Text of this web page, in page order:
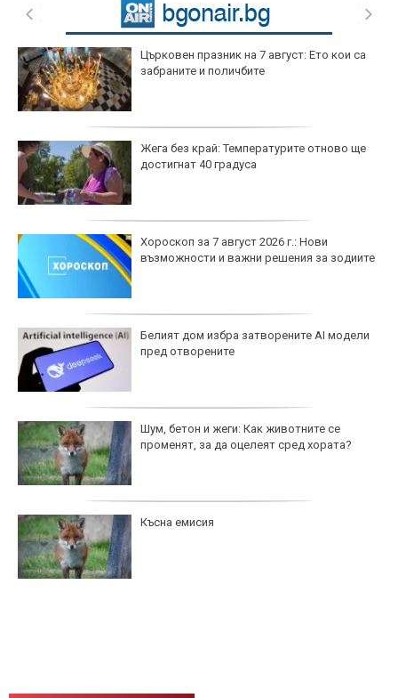
Църковен празник на 7 август: Ето кои са
забраните и поличбите
Жега без край: Температурите отново ще
достигнат 40 градуса
Хороскоп за 7 август 2026 г.: Нови
възможности и важни решения за зодиите
Белият дом избра затворените AI модели
пред отворените
Шум, бетон и жеги: Как животните се
променят, за да оцелеят сред хората?
Късна емисия